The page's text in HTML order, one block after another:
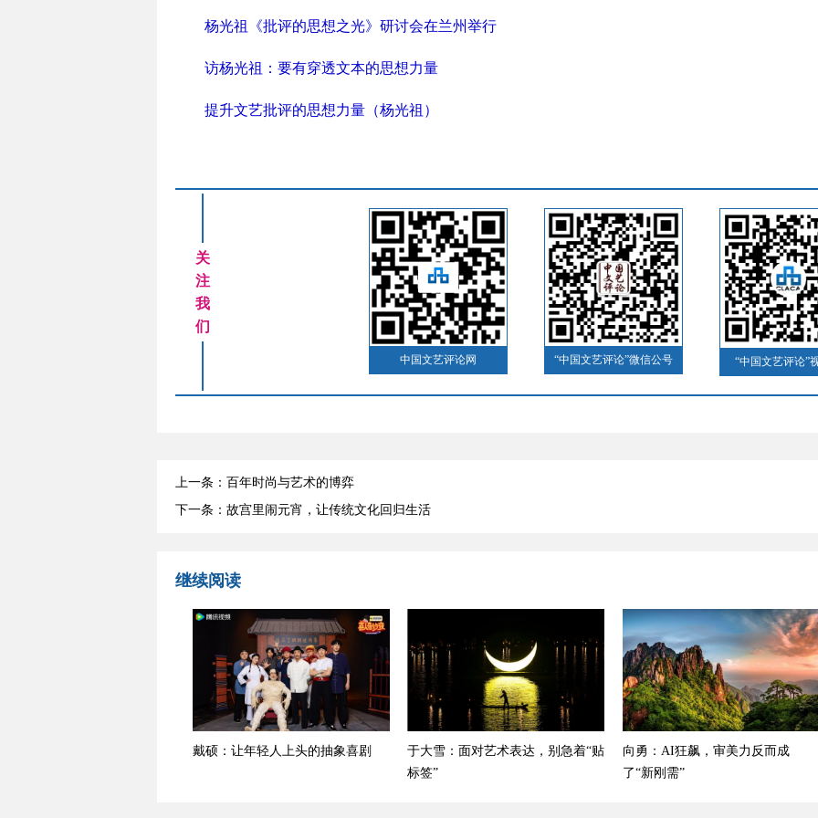
杨光祖《批评的思想之光》研讨会在兰州举行
访杨光祖：要有穿透文本的思想力量
提升文艺批评的思想力量（杨光祖）
关
注
我
们
中国文艺评论网 “中国文艺评论”微信公号 “中国文艺评论”
上一条：百年时尚与艺术的博弈
下一条：故宫里闹元宵，让传统文化回归生活
继续阅读
戴硕：让年轻人上头的抽象喜剧
于大雪：面对艺术表达，别急着“贴
标签”
向勇：AI狂飙，审美力反而成
了“新刚需”